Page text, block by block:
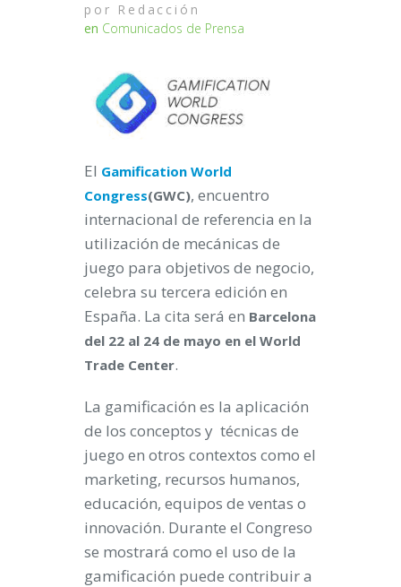
por Redacción
en Comunicados de Prensa
El Gamification World
Congress(GWC), encuentro
internacional de referencia en la
utilización de mecánicas de
juego para objetivos de negocio,
celebra su tercera edición en
España. La cita será en Barcelona
del 22 al 24 de mayo en el World
Trade Center.
La gamificación es la aplicación
de los conceptos y técnicas de
juego en otros contextos como el
marketing, recursos humanos,
educación, equipos de ventas o
innovación. Durante el Congreso
se mostrará como el uso de la
gamificación puede contribuir a